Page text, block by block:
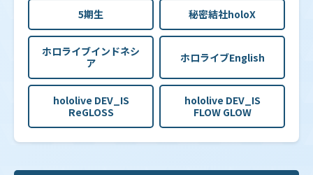
5期生 秘密結社holoX
ホロライブインドネシ
ア
ホロライブEnglish
hololive DEV_IS
ReGLOSS
hololive DEV_IS
FLOW GLOW